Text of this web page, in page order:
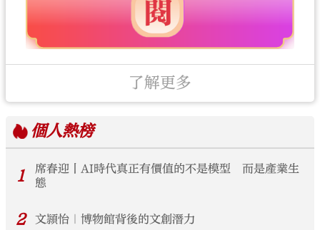
了解更多
個人熱榜
1
席春迎丨AI時代真正有價值的不是模型 而是產業生
態
2 文頴怡｜博物館背後的文創潛力